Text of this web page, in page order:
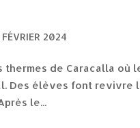
2024
thermes de Caracalla où
Des élèves font revivre
le...